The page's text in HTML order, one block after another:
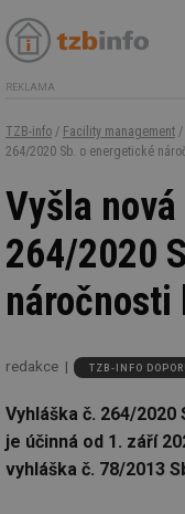
REKLAMA
TZB-info / Facility management /
264/2020 Sb. o energetické
Vyšla
264/2020
náročnosti
redakce TZB-INFO
Vyhláška č. 264/
je účinná od 1. září
vyhláška č. 78/2013